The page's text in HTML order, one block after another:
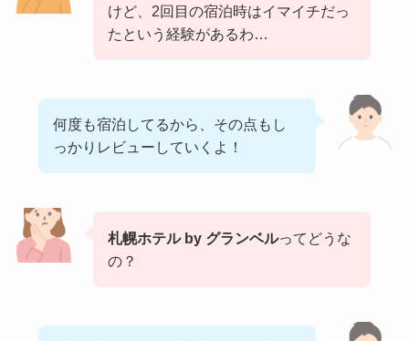
けど、2回目の宿泊時はイマイチだっ
たという経験があるわ…
何度も宿泊してるから、その点もし
っかりレビューしていくよ！
札幌ホテル by グランベルってどうな
の？